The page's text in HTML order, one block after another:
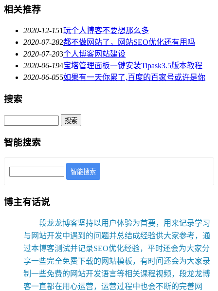
相关推荐
2020-12-151玩个人博客不要想那么多
2020-07-282都不做网站了，网站SEO优化还有用吗
2020-07-203个人博客网站建设
2020-06-194宝塔管理面板一键安装Tipask3.5版本教程
2020-06-055如果有一天你累了,百度的百家号或许是你
搜索
智能搜索
智能搜索
博主有话说
段龙龙博客坚持以用户体验为首要，用来记录学习
与网站开发中遇到的问题并总结成经验供大家参考，通
过本博客测试并记录SEO优化经验，平时还会为大家分
享一些完全免费下载的网站模板，有时间还会为大家录
制一些免费的网站开发语言等相关课程视频，段龙龙博
客一直都在用心运营，运营过程中也会不断的完善网